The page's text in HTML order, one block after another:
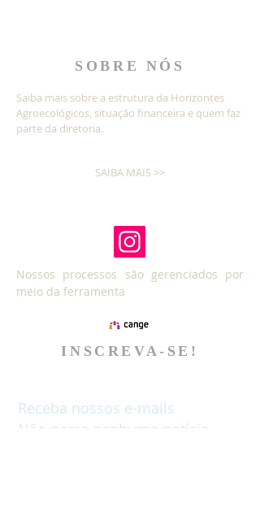
SOBRE NÓS
Saiba mais sobre a estrutura da Horizontes
Agroecológicos, situação financeira e quem faz
parte da diretoria.
SAIBA MAIS >>
Nossos processos são gerenciados por
meio da ferramenta
INSCREVA-SE!
Receba nossos e-mails
Não perca nenhuma notícia